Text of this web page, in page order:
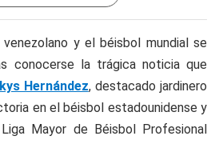
y el béisbol mundial se
conocerse la trágica noticia que
Hernández, destacado jardinero
en el béisbol estadounidense y
Mayor de Béisbol Profesional